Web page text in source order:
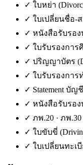
✓ ใบหย่า
✓ ใบเปลี่ยนชื่อ-ส
✓ หนังสือรับรองบุ
✓ ใบรับรองการ
✓ ปริญญาบัตร
✓ ใบรับรองการ
✓ Statement บั
✓ หนังสือรับรอง
✓ ภพ.20 · ภพ.30
✓ ใบขับขี่
✓ ใบเปลี่ยนทะเ